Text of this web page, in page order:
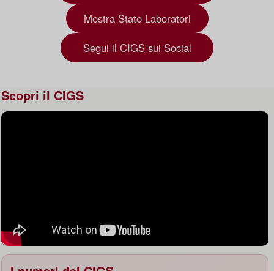
Mostra Stato Laboratori
Segui il CIGS sui Social
Scopri il CIGS